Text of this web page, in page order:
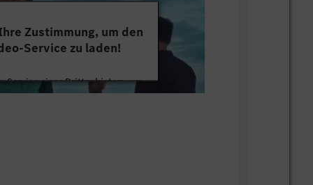
Zustimmung, um den
Service zu laden!
Service eines Drittanbieters, um
Dieser Service kann Daten zu